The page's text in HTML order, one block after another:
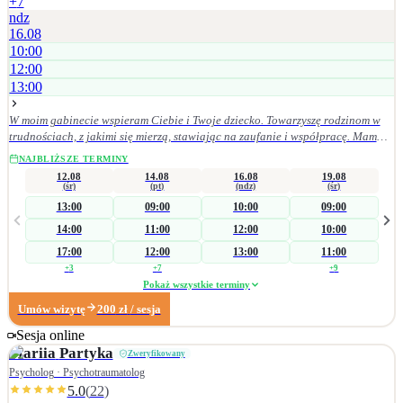
ndz
16.08
10:00
12:00
13:00
W moim gabinecie wspieram Ciebie i Twoje dziecko. Towarzyszę rodzinom w
trudnościach, z jakimi się mierzą, stawiając na zaufanie i współpracę. Mam
doświadczenie w pracy z różnorodnymi wyzwaniami rozwojowymi i
spektrum autyzmu, z ADHD, stanami lękowymi, depresją i zaburzeniami
zachowania. Pomagam dorosłym w radzeniu sobie z codziennymi wyzwaniami
i w lepszym zrozumieniu siebie. Wierzę, że każda rodzina ma potencjał do
budowania bliskich i bezpiecznych relacji. Moim celem jest stworzenie
przestrzeni, w której dzieci czują się wysłuchane, a rodzice zyskują pewność, że
nie są w swoich trudnościach sami.
NAJBLIŻSZE TERMINY
12.08
(śr)
13:00
14:00
17:00
+3
14.08
(pt)
09:00
11:00
12:00
+7
16.08
(ndz)
10:00
12:00
13:00
19.08
(śr)
09:00
10:00
11:00
+9
Pokaż wszystkie terminy
Umów wizytę 200 zł / sesja
Sesja online
Mariia Partyka Zweryfikowany
Psycholog · Psychotraumatolog
5.0(22)